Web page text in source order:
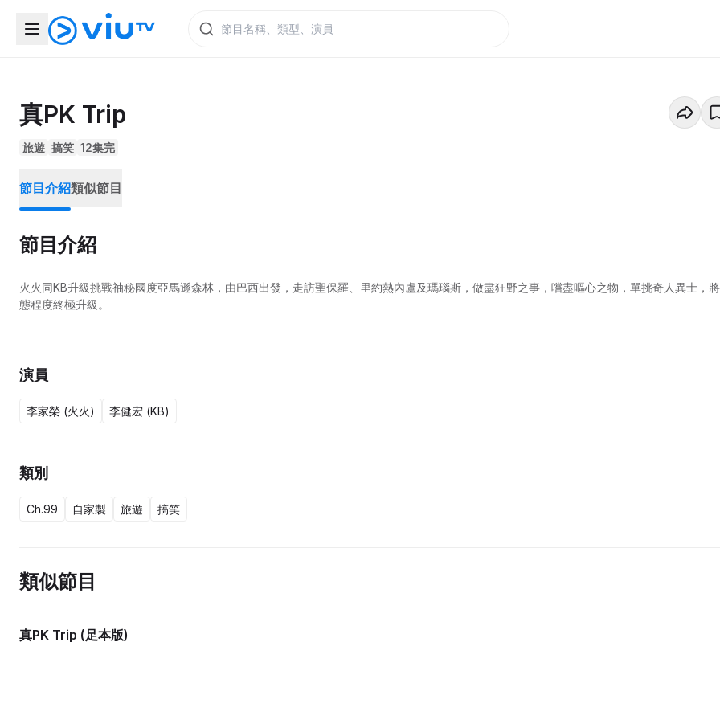
真PK Trip
旅遊 搞笑 12集完
節目介紹類似節目
節目介紹
火火同KB升級挑戰䄂秘國度亞馬遜森林，由巴西出發，走訪聖保羅、里約熱內盧及瑪瑙斯，做盡狂野之事，嚐盡嘔心之物，單挑奇人異士，
態程度終極升級。
演員
李家榮 (火火) 李健宏 (KB)
類別
Ch.99 自家製 旅遊 搞笑
類似節目
真PK Trip (足本版)